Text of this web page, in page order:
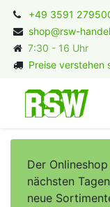
+49 3591
shop@rsw-
7:30 - 16 Uhr
Preise verstehen
Der
nächsten
neue